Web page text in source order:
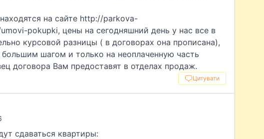
на сайте http://parkova-
pokupki, цены на сегодняшний день у нас все в
курсовой разницы ( в договорах она прописана),
большим шагом и только на неоплаченную часть
договора Вам предоставят в отделах продаж.
Цитувати
сдаваться квартиры: